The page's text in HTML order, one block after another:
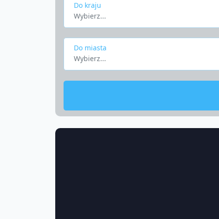
Do kraju
Wybierz...
Do miasta
Wybierz...